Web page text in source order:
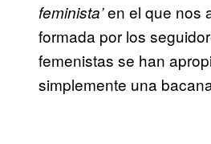
feminista’en el que nos
formada por los
femenistas se han
simplemente una